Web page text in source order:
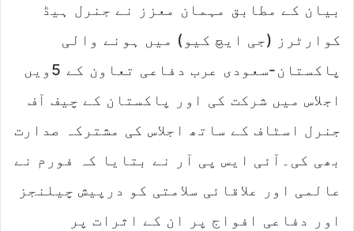
بیان کے مطابق مہمان معزز نے جنرل ہیڈ
کوارٹرز (جی ایچ کیو) میں ہونے والی
پاکستان-سعودی عرب دفاعی تعاون کے 5ویں
اجلاس میں شرکت کی اور پاکستان کے چیف آف
جنرل اسٹاف کے ساتھ اجلاس کی مشترکہ صدارت
بھی کی۔آئی ایس پی آر نے بتایا کہ فورم نے
عالمی اور علاقائی سلامتی کو درپیش چیلنجز
اور دفاعی افواج پر ان کے اثرات پر